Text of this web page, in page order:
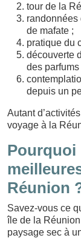
tour de la
randonnées
de mafate ;
pratique du
découverte
des
depuis un
Autant
voyage à la
Pourquoi
Réunion
Savez-vous ce
île de la
paysage sec à